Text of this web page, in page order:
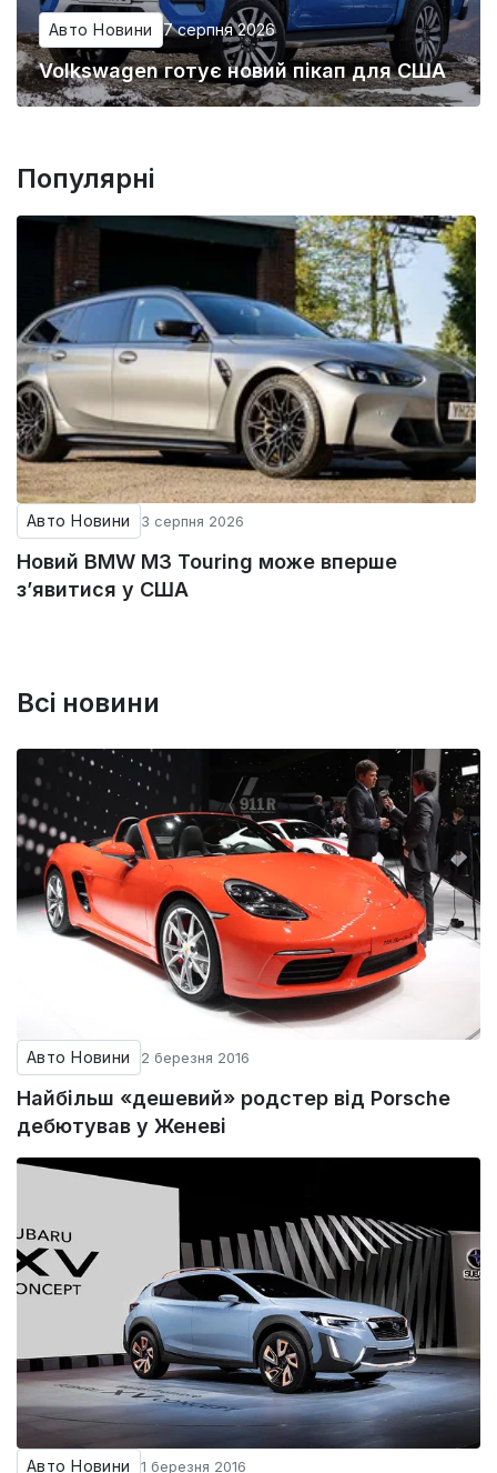
Авто Новини 7 серпня 2026
Volkswagen готує новий пікап для США
Популярні
Авто Новини 3 серпня 2026
Новий BMW M3 Touring може вперше
з’явитися у США
Всі новини
Авто Новини 2 березня 2016
Найбільш «дешевий» родстер від Porsche
дебютував у Женеві
Авто Новини 1 березня 2016